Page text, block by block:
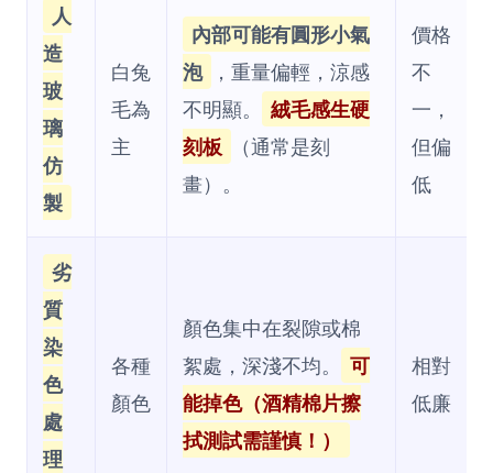
人
造
玻
璃
仿
製
白兔
毛為
主
內部可能有圓形小氣
泡
，重量偏輕，涼感
不明顯。
絨毛感生硬
刻板
（通常是刻
畫）。
價格
不
一，
但偏
低
劣
質
染
色
處
理
各種
顏色
顏色集中在裂隙或棉
絮處，深淺不均。
可
能掉色（酒精棉片擦
拭測試需謹慎！）
相對
低廉